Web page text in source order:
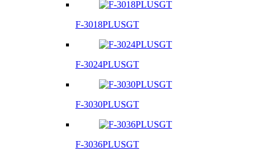
F-3018PLUSGT
F-3024PLUSGT
F-3030PLUSGT
F-3036PLUSGT